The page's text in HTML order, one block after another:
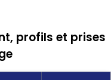
profils et prises